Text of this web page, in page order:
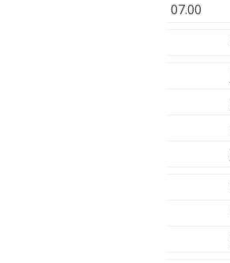
07.00